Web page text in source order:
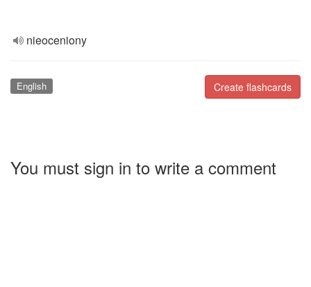
nieoceniony
Create flashcards
English
You must sign in to write a comment